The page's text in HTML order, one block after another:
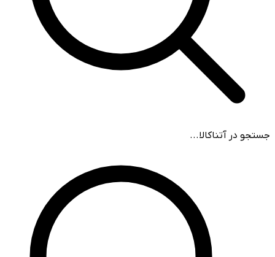
جستجو در آتناکالا...